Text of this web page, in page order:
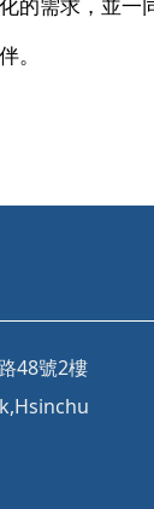
的需求，並一
。
48號2樓